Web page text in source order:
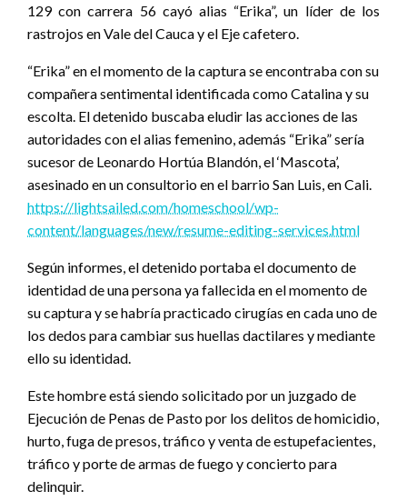
129 con carrera 56 cayó alias “Erika”, un líder de los
rastrojos en Vale del Cauca y el Eje cafetero.
“Erika” en el momento de la captura se encontraba con su
compañera sentimental identificada como Catalina y su
escolta. El detenido buscaba eludir las acciones de las
autoridades con el alias femenino, además “Erika” sería
sucesor de Leonardo Hortúa Blandón, el ‘Mascota’,
asesinado en un consultorio en el barrio San Luis, en Cali.
https://lightsailed.com/homeschool/wp-
content/languages/new/resume-editing-services.html
Según informes, el detenido portaba el documento de
identidad de una persona ya fallecida en el momento de
su captura y se habría practicado cirugías en cada uno de
los dedos para cambiar sus huellas dactilares y mediante
ello su identidad.
Este hombre está siendo solicitado por un juzgado de
Ejecución de Penas de Pasto por los delitos de homicidio,
hurto, fuga de presos, tráfico y venta de estupefacientes,
tráfico y porte de armas de fuego y concierto para
delinquir.